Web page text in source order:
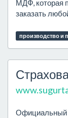
МДФ, которая
заказать
производство и
Официальный